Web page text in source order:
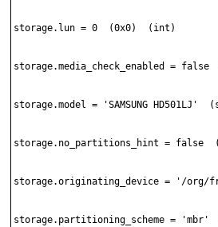
storage.lun = 0  (0x0)  (int)
storage.media_check_enabled = false
storage.model = 'SAMSUNG HD501LJ'
storage.no_partitions_hint = false
storage.originating_device = '/org/
storage.partitioning_scheme =